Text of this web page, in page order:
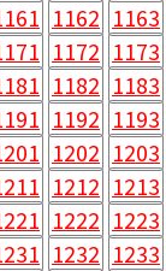
1162 1163
1172 1173
1182 1183
1192 1193
1202 1203
1212 1213
1222 1223
1232 1233